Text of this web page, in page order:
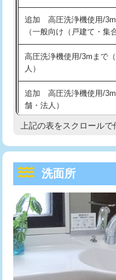
マス交換（深さ50㎝以上
コンクリート斫り（厚さ
コンクリート斫り（厚さ
モルタル補修（厚さ10㎝
モルタル補修（厚さ10㎝
洗面台設置
追加人工
廃棄・処分
※給水管工事は20mmま
持込商品取付（混合水栓
給水管工事※（ホール加工)
給水管工事※（バンド止
給水管工事※（支持金具
給水管工事※（保温材使
め込み）)
給水管工事※（土の掘削
業)
給水管工事※（塩ビ管（
用/3ｍまで)
給水管工事※（塩ビ管（
用（追加）/3ｍ超え)
追加 高圧洗浄機使用/3m
（一般向け（戸建て・集
高圧洗浄機使用/3mまで
人）
追加 高圧洗浄機使用/
舗・法人）
高度高圧洗浄換
トーラー機使用/3mまで
追加トーラー機使用/3m超
カメラ調査
桝清掃
上記の表をスクロールで
洗面所